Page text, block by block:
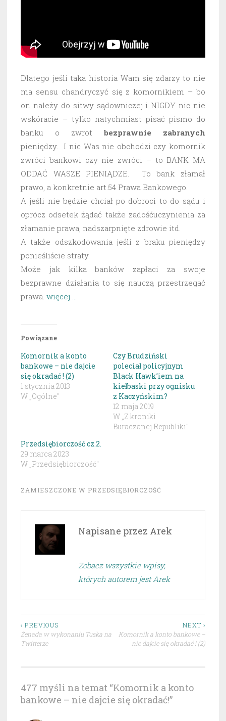
Dlatego jeśli taka historia Wam się zdarzy to nie
ma sensu chandryczyć się z komornikiem – bo
on należy do sitwy sądowniczej i NIGDY nic nie
wskóracie – tylko natychmiast pisać pismo do
banku o zwrot bezprawnie
zabranych
pieniędzy. I nic Was nie obchodzi czy komornik
zwróci bankowi czy nie zwróci – to BANK MA
ODDAĆ WASZE PIENIĄDZE. To bank złamał
prawo, a konkretnie art.54 Prawa Bankowego.
A jeśli nie będzie chciał po dobroci to do sądu i
oprócz odsetek żądać także zadośćuczynienia za
złamanie prawa, nadszarpnięte zdrowie itd.
A także odszkodowania jeśli z braku pieniędzy
ponieśliście straty.
Może jak kilka banków zapłaci za swoje
bezprawne działania to się nauczą przestrzegać
prawa. więcej …
Powiązane
Komornik a konto
bankowe – nie dajcie
się okradać ! (2)
1 stycznia 2013
W „Ogólne"
Czy Brudziński
poleciał policyjnym
Black Hawk’iem na
kiełbaski przy ognisku
z Kaczyńskim?
12 maja 2019
W „Z kroniki
Buraczanej Republiki"
Przedsiębiorczość cz.2.
29 marca 2023
W „Przedsiębiorczość"
ZAMIESZCZONE W PRZEDSIĘBIORCZOŚĆ
Napisane przez Arek
Zobacz wszystkie wpisy,
których autorem jest Arek
Nawigacja
wpisu
‹ PREVIOUS
Żenada w wykonaniu Tuska na
Twitterze
NEXT ›
Komornik a konto bankowe –
nie dajcie się okradać ! (2)
477 myśli na temat “Komornik a konto
bankowe – nie dajcie się okradać!”